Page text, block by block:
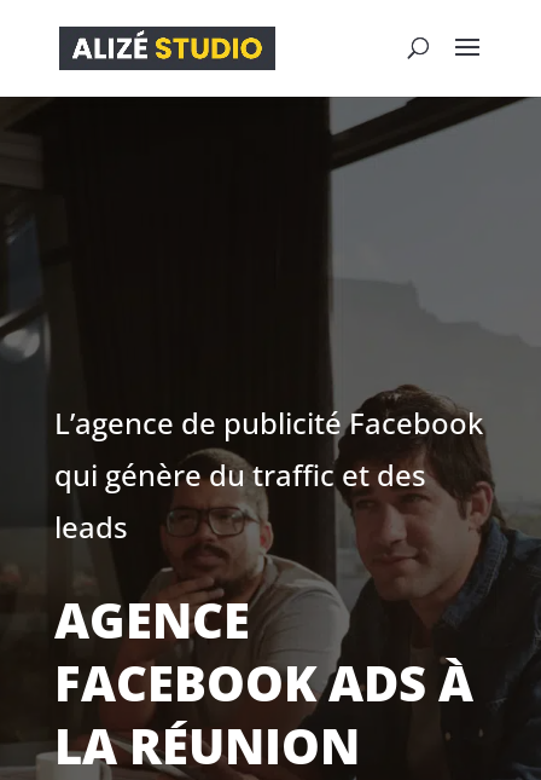
L’agence de publicité Facebook
qui génère du traffic et des
leads
AGENCE
FACEBOOK ADS À
LA RÉUNION